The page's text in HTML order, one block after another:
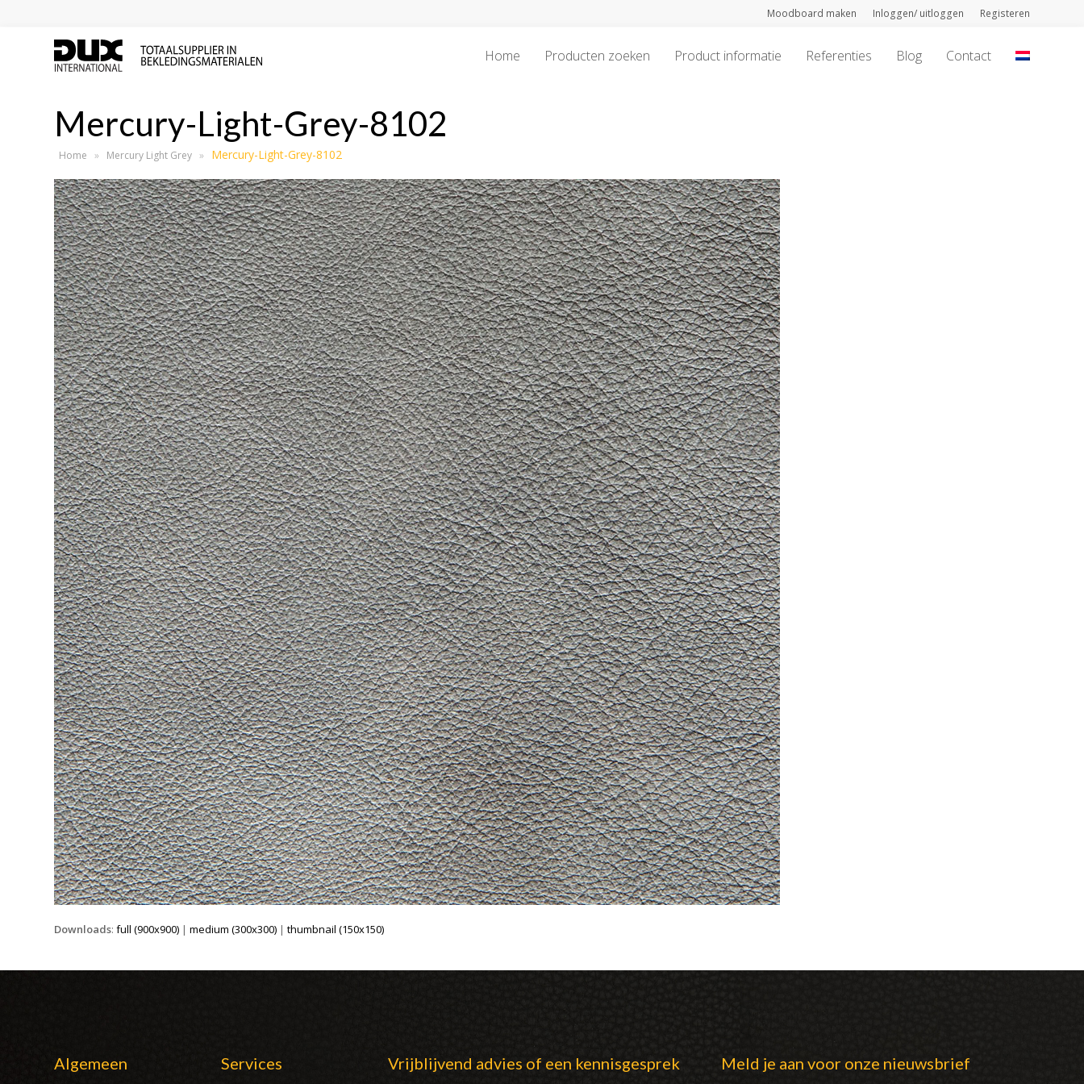
Moodboard maken Inloggen/ uitloggen Registeren
Home Producten zoeken Product informatie Referenties Blog Contact
Mercury-Light-Grey-8102
Home » Mercury Light Grey » Mercury-Light-Grey-8102
Downloads:full (900x900) |medium (300x300) |thumbnail (150x150)
Algemeen Services Vrijblijvend advies of een kennisgesprek Meld je aan voor onze nieuwsbrief